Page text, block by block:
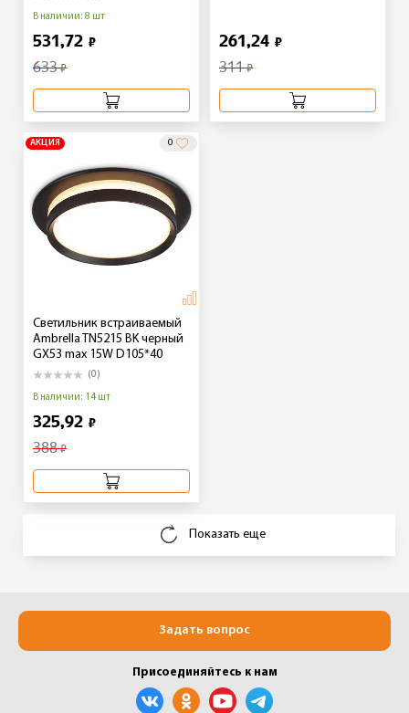
В наличии: 8 шт
531,72 ₽
633₽
261,24 ₽
311₽
АКЦИЯ 0
Светильник встраиваемый
Ambrella TN5215 BK черный
GX53 max 15W D105*40
(0)
В наличии: 14 шт
325,92 ₽
388₽
Показать еще
Задать вопрос
Присоединяйтесь к нам